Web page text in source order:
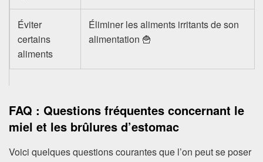
Éviter
certains
aliments
Éliminer les aliments irritants de son
alimentation 🍟
FAQ : Questions fréquentes concernant le
miel et les brûlures d’estomac
Voici quelques questions courantes que l’on peut se poser